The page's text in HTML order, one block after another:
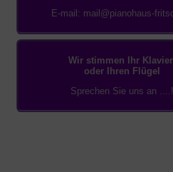
E-mail: mail@pianohaus-
Wir stimmen Ihr Klavier
oder Ihren Flügel
Sprechen Sie uns an ....!